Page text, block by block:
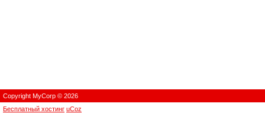
Copyright MyCorp © 2026
Бесплатный хостинг uCoz